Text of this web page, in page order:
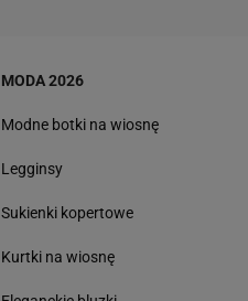
MODA 2026
Modne botki na wiosnę
Legginsy
Sukienki kopertowe
Kurtki na wiosnę